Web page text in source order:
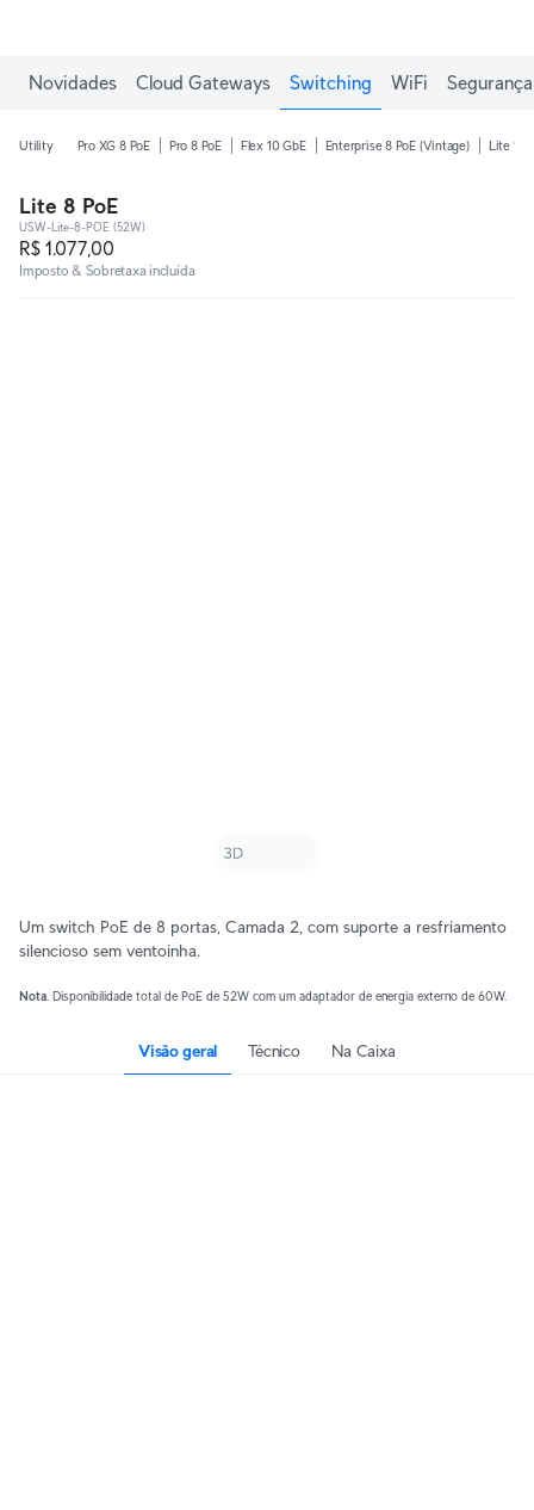
Novidades Cloud Gateways Switching WiFi
Utility Pro XG 8 PoE Pro 8 PoE Flex 10 GbE Enterprise 8 PoE (Vintage) Lite 16
Lite 8 PoE
USW-Lite-8-POE (52W)
R$ 1.077,00
Imposto & Sobretaxa incluída
Um switch PoE de 8 portas, Camada 2, com suporte a resfriamento
silencioso sem ventoinha.
Nota . Disponibilidade total de PoE de 52W com um adaptador de energia externo de 60W.
Visão geral Técnico Na Caixa